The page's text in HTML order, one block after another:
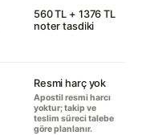
560 TL + 1376 TL
noter tasdiki
Resmi harç yok
Apostil resmi harcı
yoktur; takip ve
teslim süreci talebe
göre planlanır.